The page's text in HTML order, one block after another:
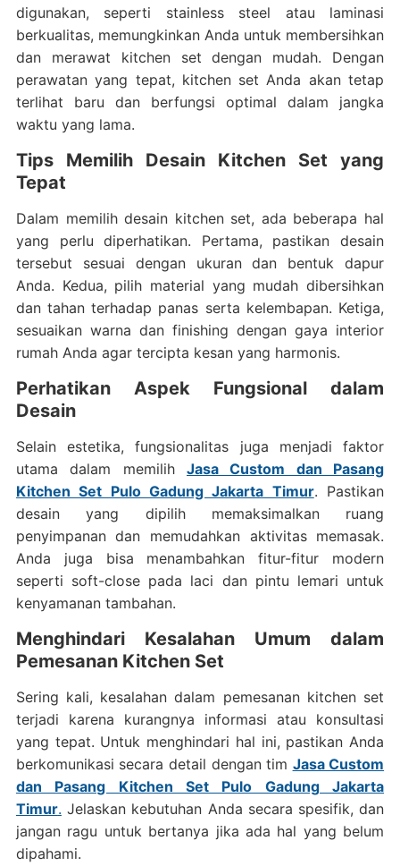
digunakan, seperti stainless steel atau laminasi
berkualitas, memungkinkan Anda untuk membersihkan
dan merawat kitchen set dengan mudah. Dengan
perawatan yang tepat, kitchen set Anda akan tetap
terlihat baru dan berfungsi optimal dalam jangka
waktu yang lama.
Tips Memilih Desain Kitchen Set yang
Tepat
Dalam memilih desain kitchen set, ada beberapa hal
yang perlu diperhatikan. Pertama, pastikan desain
tersebut sesuai dengan ukuran dan bentuk dapur
Anda. Kedua, pilih material yang mudah dibersihkan
dan tahan terhadap panas serta kelembapan. Ketiga,
sesuaikan warna dan finishing dengan gaya interior
rumah Anda agar tercipta kesan yang harmonis.
Perhatikan Aspek Fungsional dalam
Desain
Selain estetika, fungsionalitas juga menjadi faktor
utama dalam memilih Jasa Custom dan Pasang
Kitchen Set Pulo Gadung Jakarta Timur. Pastikan
desain yang dipilih memaksimalkan ruang
penyimpanan dan memudahkan aktivitas memasak.
Anda juga bisa menambahkan fitur-fitur modern
seperti soft-close pada laci dan pintu lemari untuk
kenyamanan tambahan.
Menghindari Kesalahan Umum dalam
Pemesanan Kitchen Set
Sering kali, kesalahan dalam pemesanan kitchen set
terjadi karena kurangnya informasi atau konsultasi
yang tepat. Untuk menghindari hal ini, pastikan Anda
berkomunikasi secara detail dengan tim Jasa Custom
dan Pasang Kitchen Set Pulo Gadung Jakarta
Timur. Jelaskan kebutuhan Anda secara spesifik, dan
jangan ragu untuk bertanya jika ada hal yang belum
dipahami.